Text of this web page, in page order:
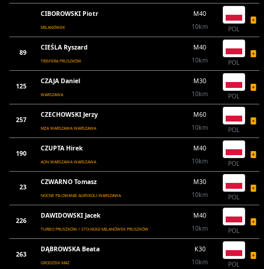
CIBOROWSKI Piotr
MILANÓWEK
M40
10km
POL
89
CIEŚLA Ryszard
TRISFERA PRUSZKÓW
M40
10km
POL
125
CZAJA Daniel
WARSZAWA
M30
10km
POL
257
CZECHOWSKI Jerzy
MZA WARSZAWA WARSZAWA
M60
10km
POL
190
CZUPTA Hirek
AON WARSZAWA WARSZAWA
M40
10km
POL
23
CZWARNO Tomasz
NOCNE PIŁOWANIE AGRYKOLI WARSZAWA
M30
10km
POL
226
DAWIDOWSKI Jacek
TURBO PRUSZKÓW / STO-NOGI MILANÓWEK PRUSZKÓW
M40
10km
POL
263
DĄBROWSKA Beata
GRODZISK MAZ
K30
10km
POL